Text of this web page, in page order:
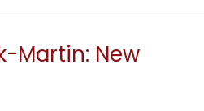
Martin: New